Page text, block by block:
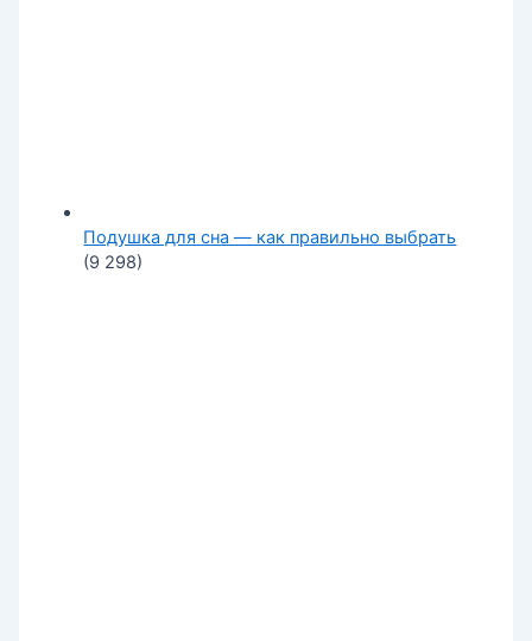
Подушка для сна — как правильно выбрать
(9 298)